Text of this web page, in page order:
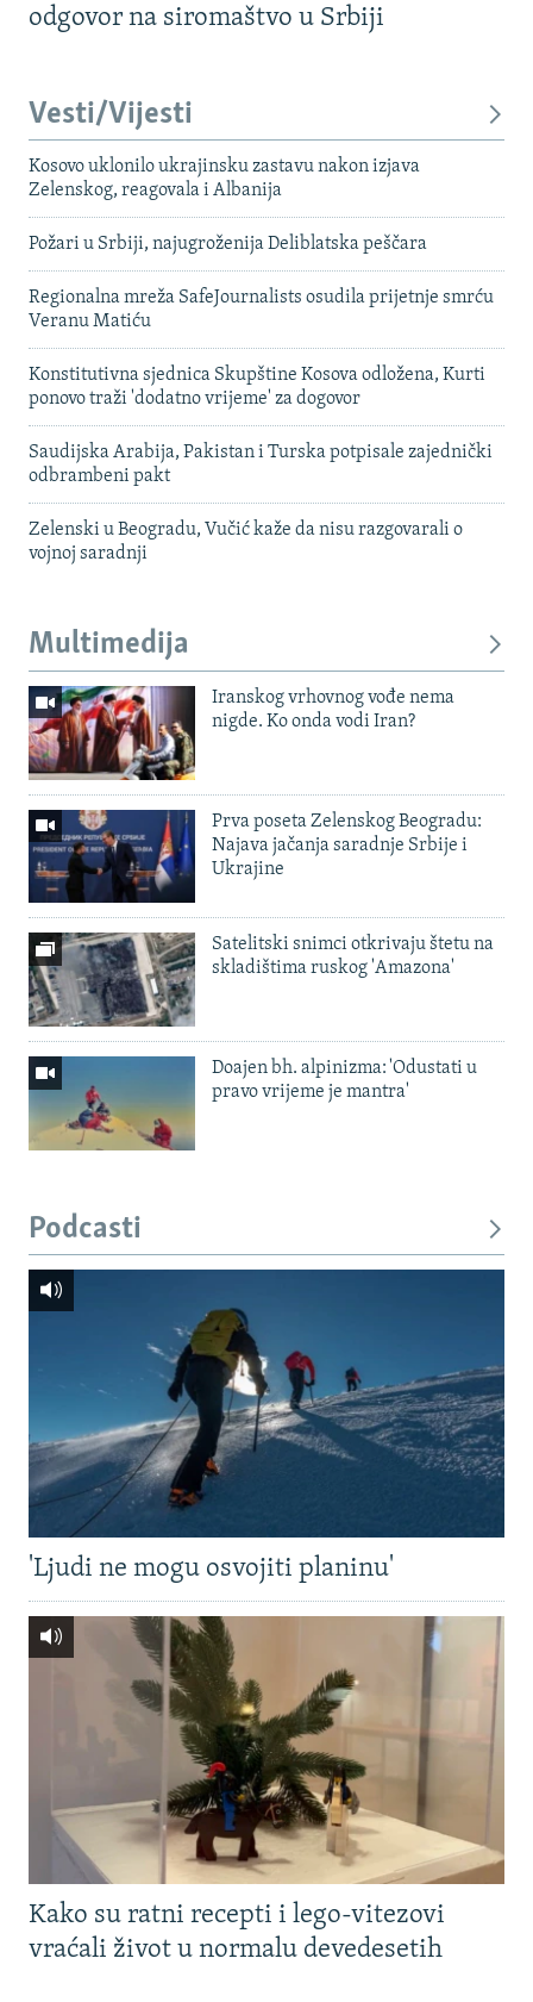
odgovor na siromaštvo u Srbiji
Vesti/Vijesti
Kosovo uklonilo ukrajinsku zastavu nakon izjava
Zelenskog, reagovala i Albanija
Požari u Srbiji, najugroženija Deliblatska peščara
Regionalna mreža SafeJournalists osudila prijetnje smrću
Veranu Matiću
Konstitutivna sjednica Skupštine Kosova odložena, Kurti
ponovo traži 'dodatno vrijeme' za dogovor
Saudijska Arabija, Pakistan i Turska potpisale zajednički
odbrambeni pakt
Zelenski u Beogradu, Vučić kaže da nisu razgovarali o
vojnoj saradnji
Multimedija
Iranskog vrhovnog vođe nema
nigde. Ko onda vodi Iran?
Prva poseta Zelenskog Beogradu:
Najava jačanja saradnje Srbije i
Ukrajine
Satelitski snimci otkrivaju štetu na
skladištima ruskog 'Amazona'
Doajen bh. alpinizma: 'Odustati u
pravo vrijeme je mantra'
Podcasti
'Ljudi ne mogu osvojiti planinu'
Kako su ratni recepti i lego-vitezovi
vraćali život u normalu devedesetih